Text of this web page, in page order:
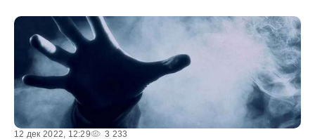
12 дек 2022, 12:29 3 233